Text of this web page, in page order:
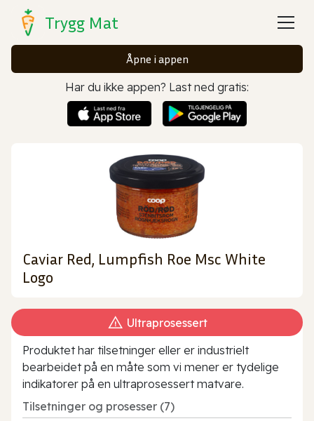
Trygg Mat
Åpne i appen
Har du ikke appen? Last ned gratis:
Caviar Red, Lumpfish Roe Msc White
Logo
Ultraprosessert
Produktet har tilsetninger eller er industrielt
bearbeidet på en måte som vi mener er tydelige
indikatorer på en ultraprosessert matvare.
Tilsetninger og prosesser (7)